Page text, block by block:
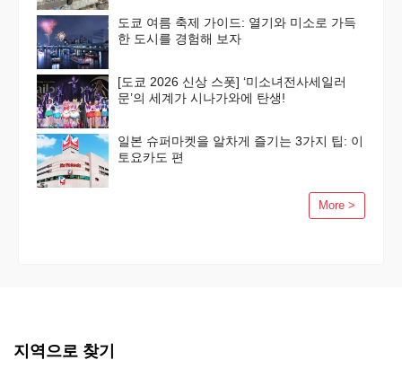
도쿄 여름 축제 가이드: 열기와 미소로 가득
한 도시를 경험해 보자
[도쿄 2026 신상 스폿] ‘미소녀전사세일러
문’의 세계가 시나가와에 탄생!
일본 슈퍼마켓을 알차게 즐기는 3가지 팁: 이
토요카도 편
More >
지역으로 찾기